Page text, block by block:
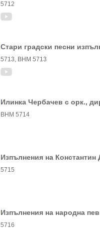
5712
Стари градски песни
5713, ВНМ 5713
Илинка Чербачев с орк.,
ВНМ 5714
Изпълнения на
5715
Изпълнения на народна
5716